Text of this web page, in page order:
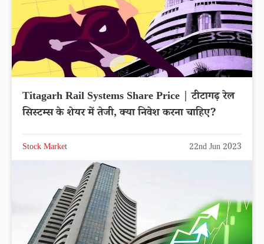
Titagarh Rail Systems Share Price | टीटागढ़ रेल
सिस्टम्स के शेयर में तेजी, क्या निवेश करना चाहिए?
Stock Market 22nd Jun 2023